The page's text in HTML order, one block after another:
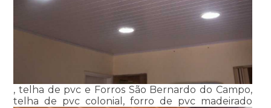
, telha de pvc e Forros São Bernardo do Campo,
telha de pvc colonial, forro de pvc madeirado